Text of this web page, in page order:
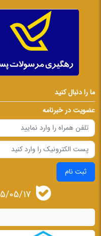
ما را دنبال کنید
عضویت در خبرنامه
ثبت نام
1405/05/